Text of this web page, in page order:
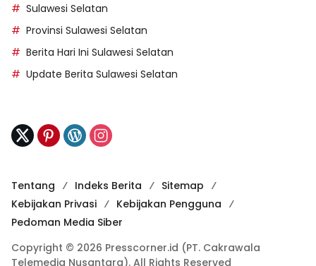
Sulawesi Selatan
Provinsi Sulawesi Selatan
Berita Hari Ini Sulawesi Selatan
Update Berita Sulawesi Selatan
Tentang Indeks Berita
Sitemap
Kebijakan Privasi
Kebijakan Pengguna
Pedoman Media Siber
Copyright © 2026 Presscorner.id (PT. Cakrawala
Telemedia Nusantara). All Rights Reserved